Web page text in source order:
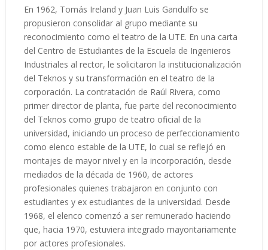
En 1962, Tomás Ireland y Juan Luis Gandulfo se
propusieron consolidar al grupo mediante su
reconocimiento como el teatro de la UTE. En una carta
del Centro de Estudiantes de la Escuela de Ingenieros
Industriales al rector, le solicitaron la institucionalización
del Teknos y su transformación en el teatro de la
corporación. La contratación de Raúl Rivera, como
primer director de planta, fue parte del reconocimiento
del Teknos como grupo de teatro oficial de la
universidad, iniciando un proceso de perfeccionamiento
como elenco estable de la UTE, lo cual se reflejó en
montajes de mayor nivel y en la incorporación, desde
mediados de la década de 1960, de actores
profesionales quienes trabajaron en conjunto con
estudiantes y ex estudiantes de la universidad. Desde
1968, el elenco comenzó a ser remunerado haciendo
que, hacia 1970, estuviera integrado mayoritariamente
por actores profesionales.